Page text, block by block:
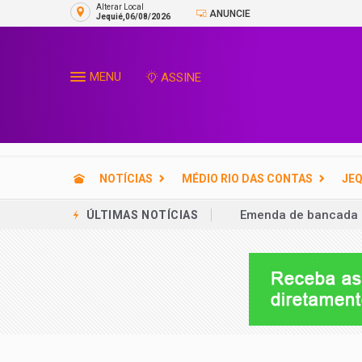
Alterar Local
Jequié,06/08/2026
ANUNCIE
MENU ASSINE
NOTÍCIAS MÉDIO RIO DAS CONTAS
ÚLTIMAS NOTÍCIAS
Emenda de
Fila do INSS cai
Expo Ubatã 2026
Avião com ACM
SENAI oferece 35
Ex-aliado de ACM